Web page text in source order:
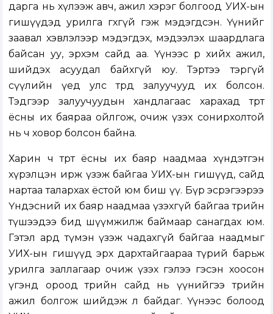
дарга нь хүлээж авч, ажил хэрэг болгоод УИХ-ын
гишүүдэд урилга өгөхгүй гэж мэдэгдсэн. Үүнийг
заавал хэвлэлээр мэдэгдэх, мэдээлэх шаардлага
байсан уу, эрхэм сайд аа. Үүнээс өөр хийх ажил,
шийдэх асуудал байхгүй юу. Тэртээ тэргүй
сүүлийн үед улс төрд залуучууд их болсон.
Тэдгээр залуучуудын хандлагаас харахад төрт
ёсны их баяраа ойлгож, очиж үзэх сонирхолтой
нь ч ховор болсон байна.
Харин ч төрт ёсны их баяр наадмаа хүндэтгэн
хүрэлцэн ирж үзэж байгаа УИХ-ын гишүүд, сайд
нартаа талархах ёстой юм биш үү. Бүр эсрэгээрээ
Үндэсний их баяр наадмаа үзэхгүй байгаа төрийн
түшээдээ бид шүүмжилж баймаар санагдах юм.
Гэтэл ард түмэн үзэж чадахгүй байгаа наадмыг
УИХ-ын гишүүд эрх дархтайгаараа түрий барьж
урилга заллагаар очиж үзэх гэлээ гэсэн хоосон
үгэнд ороод төрийн сайд нь үүнийгээ төрийн
ажил болгож шийдэж л байдаг. Үүнээс болоод